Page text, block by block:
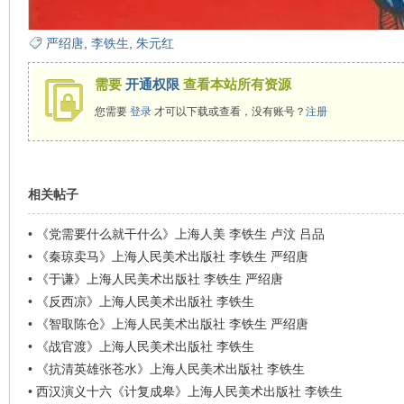
严绍唐, 李铁生 朱元红
需要 开通权限 查看本站所有资源
您需要 登录才可以下载或查看，没有账号？ 注册
相关帖子
•
《党需要什么就干什么》上海人美 李铁生 卢汶 吕品
•
《秦琼卖马》上海人民美术出版社 李铁生 严绍唐
•
《于谦》上海人民美术出版社 李铁生 严绍唐
•
《反西凉》上海人民美术出版社 李铁生
•
《智取陈仓》上海人民美术出版社 李铁生 严绍唐
•
《战官渡》上海人民美术出版社 李铁生
•
《抗清英雄张苍水》上海人民美术出版社 李铁生
• 西汉演义十六《计复成皋》上海人民美术出版社 李铁生